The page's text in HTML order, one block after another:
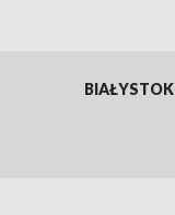
BIAŁYSTOK